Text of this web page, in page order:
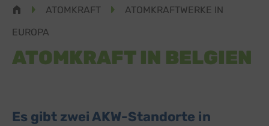
ATOMKRAFT
ATOMKRAFTWERKE IN
EUROPA
ATOMKRAFT IN BELGIEN
Es gibt zwei AKW-Standorte in